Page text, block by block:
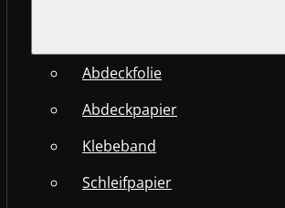
Abdeckfolie
Abdeckpapier
Klebeband
Schleifpapier